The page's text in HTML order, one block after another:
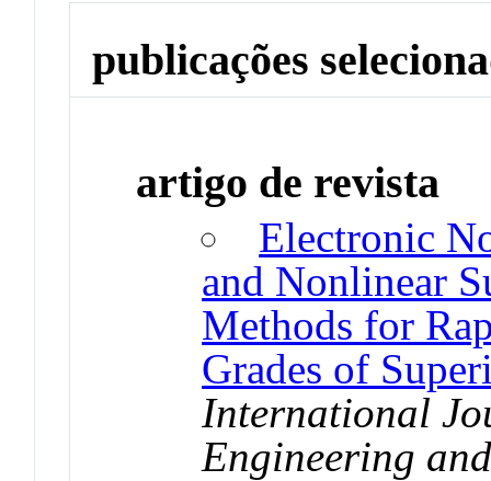
publicações
artigo de revista
Electronic
and Nonlinear
Methods for
Grades of
International
Engineering